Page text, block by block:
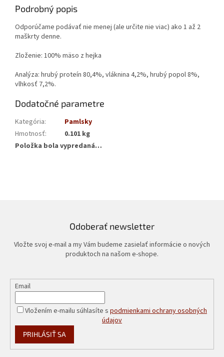
Podrobný popis
Odporúčame podávať nie menej (ale určite nie viac) ako 1 až 2
maškrty denne.
Zloženie: 100% mäso z hejka
Analýza: hrubý proteín 80,4%, vláknina 4,2%, hrubý popol 8%,
vlhkosť 7,2%.
Dodatočné parametre
Kategória:
Pamlsky
Hmotnosť:
0.101 kg
Položka bola vypredaná…
Odoberať newsletter
Vložte svoj e-mail a my Vám budeme zasielať informácie o nových
produktoch na našom e-shope.
Email
Vložením e-mailu súhlasíte s podmienkami ochrany osobných
údajov
PRIHLÁSIŤ SA